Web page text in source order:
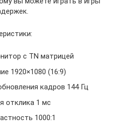
c TN матрицей
1920×1080 (16:9)
кадров 144 Гц
отклика 1 мс
1000:1